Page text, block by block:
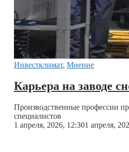
Инвестклимат, Мнение
Карьера на заводе
Производственные профессии
специалистов
1 апреля, 2026, 12:301 апреля,